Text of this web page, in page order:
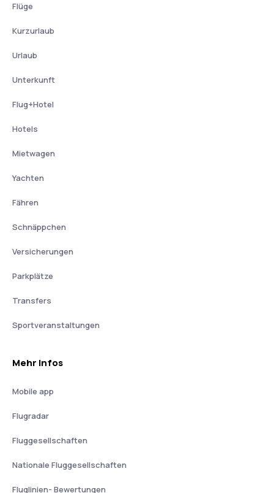
Flüge
Kurzurlaub
Urlaub
Unterkunft
Flug+Hotel
Hotels
Mietwagen
Yachten
Fähren
Schnäppchen
Versicherungen
Parkplätze
Transfers
Sportveranstaltungen
Mehr Infos
Mobile app
Flugradar
Fluggesellschaften
Nationale Fluggesellschaften
Fluglinien- Bewertungen